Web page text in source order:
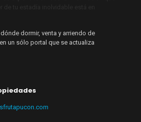
dormir, venta y arriendo de
un sólo portal que se actualiza